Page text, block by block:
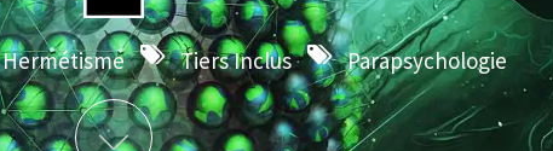
Hermétisme Tiers Inclus Parapsychologie
Plus d'info